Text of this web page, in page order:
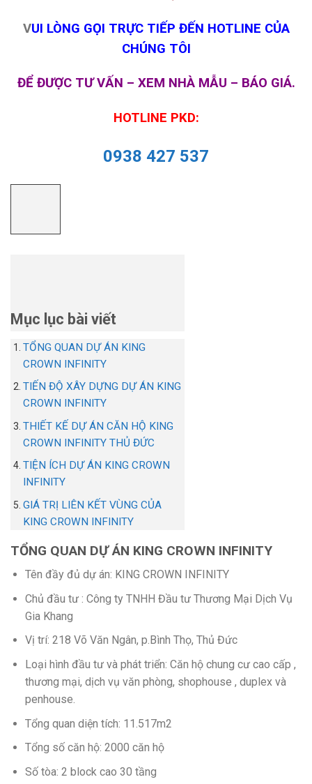
VUI LÒNG GỌI TRỰC TIẾP ĐẾN HOTLINE CỦA
CHÚNG TÔI
ĐỂ ĐƯỢC TƯ VẤN – XEM NHÀ MẪU – BÁO GIÁ.
HOTLINE PKD:
0938 427 537
Mục lục bài viết
TỔNG QUAN DỰ ÁN KING
CROWN INFINITY
TIẾN ĐỘ XÂY DỰNG DỰ ÁN KING
CROWN INFINITY
THIẾT KẾ DỰ ÁN CĂN HỘ KING
CROWN INFINITY THỦ ĐỨC
TIỆN ÍCH DỰ ÁN KING CROWN
INFINITY
GIÁ TRỊ LIÊN KẾT VÙNG CỦA
KING CROWN INFINITY
TỔNG QUAN DỰ ÁN KING CROWN INFINITY
Tên đầy đủ dự án: KING CROWN INFINITY
Chủ đầu tư : Công ty TNHH Đầu tư Thương Mại Dịch Vụ
Gia Khang
Vị trí: 218 Võ Văn Ngân, p.Bình Thọ, Thủ Đức
Loại hình đầu tư và phát triển: Căn hộ chung cư cao cấp ,
thương mại, dịch vụ văn phòng, shophouse , duplex và
penhouse.
Tổng quan diện tích: 11.517m2
Tổng số căn hộ: 2000 căn hộ
Số tòa: 2 block cao 30 tầng